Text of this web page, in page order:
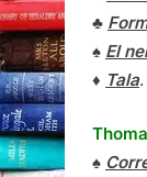
♣
♠ El
♦ Tala.
♠